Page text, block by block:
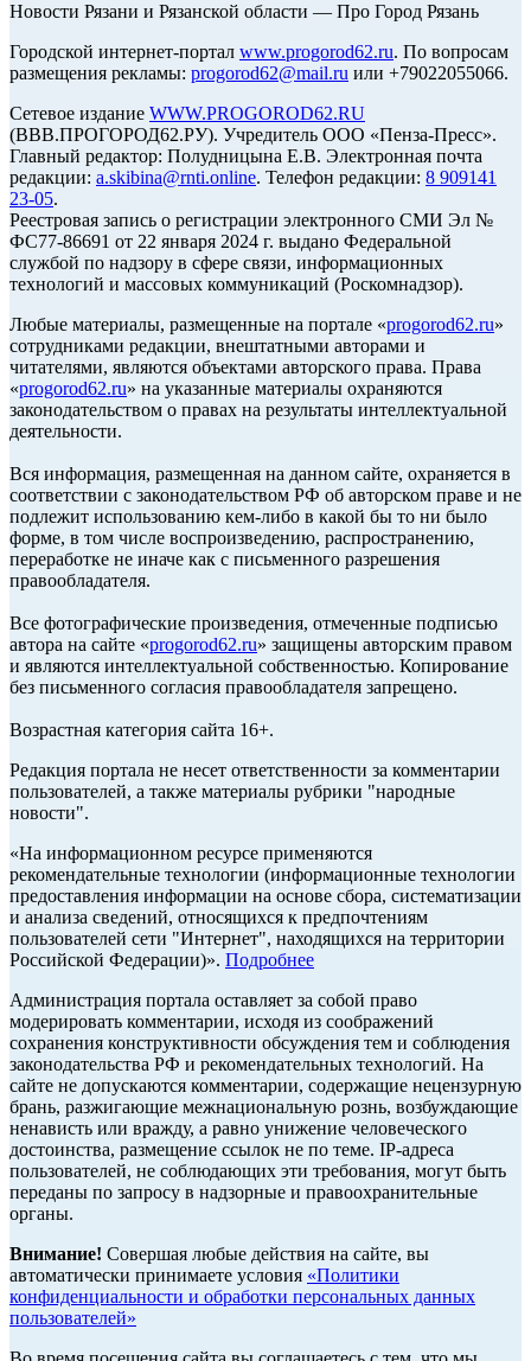
Новости Рязани и Рязанской области — Про Город Рязань
Городской интернет-портал www.progorod62.ru. По вопросам
размещения рекламы: progorod62@mail.ru или +79022055066.
Сетевое издание WWW.PROGOROD62.RU
(ВВВ.ПРОГОРОД62.РУ). Учредитель ООО «Пенза-Пресс».
Главный редактор: Полудницына Е.В. Электронная почта
редакции: a.skibina@rnti.online. Телефон редакции: 8 909141
23-05.
Реестровая запись о регистрации электронного СМИ Эл №
ФС77-86691 от 22 января 2024 г. выдано Федеральной
службой по надзору в сфере связи, информационных
технологий и массовых коммуникаций (Роскомнадзор).
Любые материалы, размещенные на портале «progorod62.ru»
сотрудниками редакции, внештатными авторами и
читателями, являются объектами авторского права. Права
«progorod62.ru» на указанные материалы охраняются
законодательством о правах на результаты интеллектуальной
деятельности.
Вся информация, размещенная на данном сайте, охраняется в
соответствии с законодательством РФ об авторском праве и не
подлежит использованию кем-либо в какой бы то ни было
форме, в том числе воспроизведению, распространению,
переработке не иначе как с письменного разрешения
правообладателя.
Все фотографические произведения, отмеченные подписью
автора на сайте «progorod62.ru» защищены авторским правом
и являются интеллектуальной собственностью. Копирование
без письменного согласия правообладателя запрещено.
Возрастная категория сайта 16+.
Редакция портала не несет ответственности за комментарии
пользователей, а также материалы рубрики "народные
новости".
«На информационном ресурсе применяются
рекомендательные технологии (информационные технологии
предоставления информации на основе сбора, систематизации
и анализа сведений, относящихся к предпочтениям
пользователей сети "Интернет", находящихся на территории
Российской Федерации)». Подробнее
Администрация портала оставляет за собой право
модерировать комментарии, исходя из соображений
сохранения конструктивности обсуждения тем и соблюдения
законодательства РФ и рекомендательных технологий. На
сайте не допускаются комментарии, содержащие нецензурную
брань, разжигающие межнациональную рознь, возбуждающие
ненависть или вражду, а равно унижение человеческого
достоинства, размещение ссылок не по теме. IP-адреса
пользователей, не соблюдающих эти требования, могут быть
переданы по запросу в надзорные и правоохранительные
органы.
Внимание! Совершая любые действия на сайте, вы
автоматически принимаете условия «Политики
конфиденциальности и обработки персональных данных
пользователей»